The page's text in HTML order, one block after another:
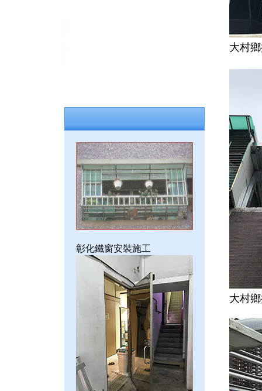
彰化鐵窗安裝施工
大村
大村